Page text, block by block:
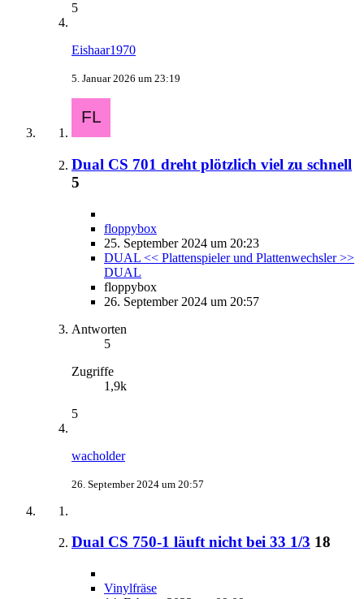
5
Eishaar1970
5. Januar 2026 um 23:19
Dual CS 701 dreht plötzlich viel zu schnell
5
floppybox
25. September 2024 um 20:23
DUAL << Plattenspieler und Plattenwechsler >>
DUAL
floppybox
26. September 2024 um 20:57
Antworten
5
Zugriffe
1,9k
5
wacholder
26. September 2024 um 20:57
Dual CS 750-1 läuft nicht bei 33 1/3 18
Vinylfräse